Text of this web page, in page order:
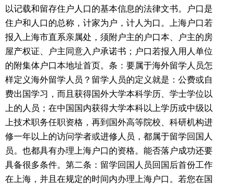
以记载和留存住户人口的基本信息的法律文书。户口是
住户和人口的总称，计家为户，计人为口。上海户口若
报入上海市直系亲属处，须附户主的户口本、户主的房
屋产权证、户主同意入户承诺书；户口若报入用人单位
的附集体户口本地址首页。条：要属于海外留学人员怎
样定义海外留学人员？留学人员的定义就是：公费或自
费出国学习，而且获得国外大学本科学历、学士学位以
上的人员；在中国国内获得大学本科以上学历或中级以
上技术职务任职资格，再到国外高等院校、科研机构进
修一年以上的访问学者或进修人员，都属于留学回国人
员。也都具有办理上海户口的资格。能否落户成功还要
具备很多条件。第二条：留学回国人员回国后首份工作
在上海，并且在规定的时间内办理上海户口。若您在国